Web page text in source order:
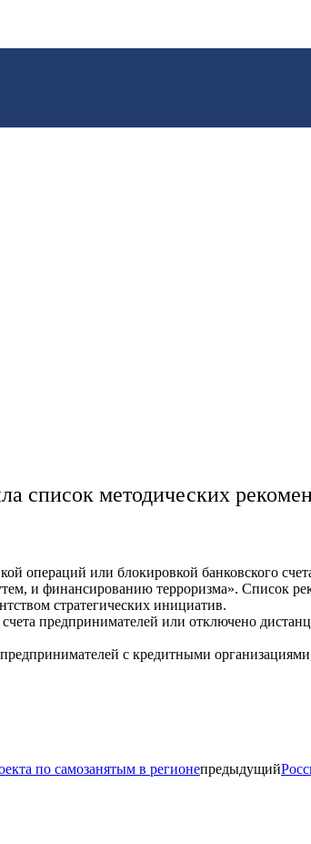
методических
операций или блокировкой банковского
и финансированию терроризма». Список
стратегических инициатив.
предпринимателей или отключено
с кредитными
по самозанятым в регионепредыдущий